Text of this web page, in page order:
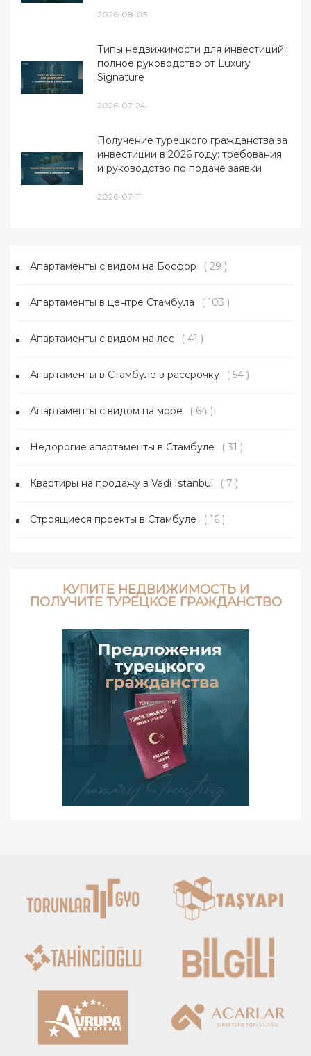
2026-08-05
Типы недвижимости для инвестиций:
полное руководство от Luxury
Signature
2026-07-24
Получение турецкого гражданства за
инвестиции в 2026 году: требования
и руководство по подаче заявки
2026-07-11
Апартаменты с видом на Босфор ( 29 )
Апартаменты в центре Стамбула ( 103 )
Апартаменты с видом на лес ( 41 )
Апартаменты в Стамбуле в рассрочку ( 54 )
Апартаменты с видом на море ( 64 )
Недорогие апартаменты в Стамбуле ( 31 )
Квартиры на продажу в Vadi Istanbul ( 7 )
Строящиеся проекты в Стамбуле ( 16 )
КУПИТЕ НЕДВИЖИМОСТЬ И
ПОЛУЧИТЕ ТУРЕЦКОЕ ГРАЖДАНСТВО